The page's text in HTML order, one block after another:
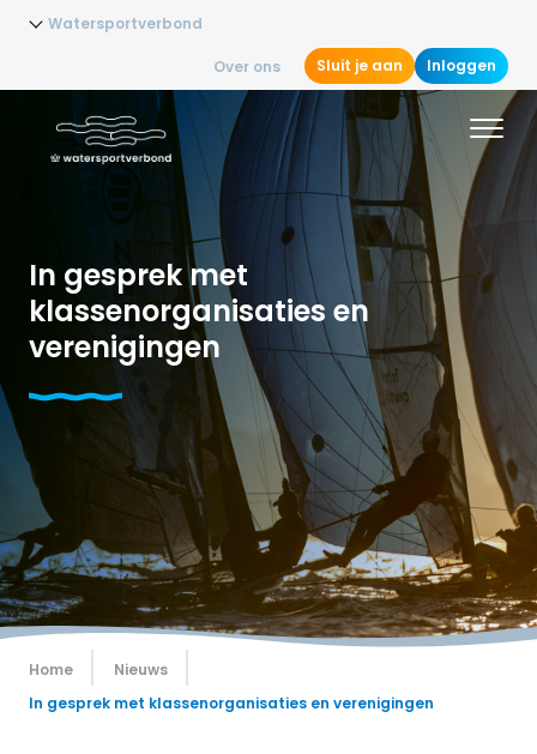
Watersportverbond
Over ons Sluit je aan Inloggen
In gesprek met
klassenorganisaties en
verenigingen
Home
Nieuws
In gesprek met klassenorganisaties en verenigingen